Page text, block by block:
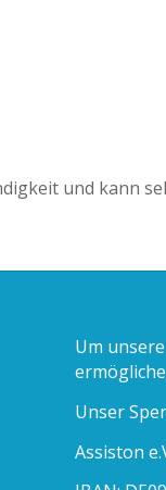
und kann
Um
Unser
Assiston